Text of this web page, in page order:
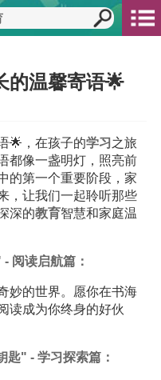
的温馨寄语🌟
🌟，在孩子的学习 之旅
都像一盏明灯，照亮前
的第一个重要阶段，家
，让我们一起聆听那些
深的教育智慧和家庭温
阅读启航篇：
妙的世界。愿你在书海
读成为你终身的好伙
匙" - 学习探索篇：